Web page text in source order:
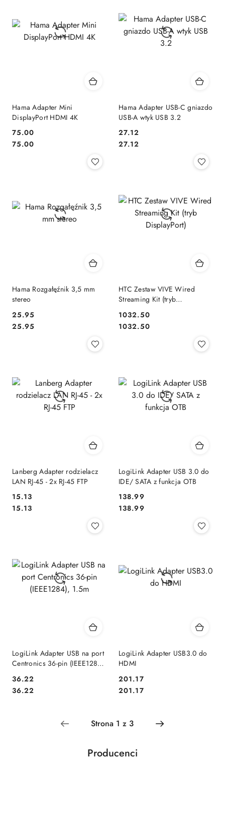
Hama Adapter Mini
DisplayPort HDMI 4K
Cena:
75.00
Cena:
75.00
Hama Adapter USB-C gniazdo
USB-A wtyk USB 3.2
Cena:
27.12
Cena:
27.12
Hama Rozgałęźnik 3,5 mm
stereo
Cena:
25.95
Cena:
25.95
HTC Zestaw VIVE Wired
Streaming Kit (tryb
Cena:
1032.50
Cena:
1032.50
Lanberg Adapter rodzielacz
LAN RJ-45 - 2x RJ-45 FTP
Cena:
15.13
Cena:
15.13
LogiLink Adapter USB 3.0 do
IDE/ SATA z funkcja OTB
Cena:
138.99
Cena:
138.99
LogiLink Adapter USB na port
Centronics 36-pin (IEEE1284),
Cena:
36.22
Cena:
36.22
LogiLink Adapter USB3.0 do
HDMI
Cena:
201.17
Cena:
201.17
Pomiń karuzelę producentów
Producenci